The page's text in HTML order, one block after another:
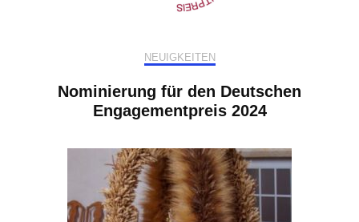
NEUIGKEITEN
Nominierung für den Deutschen
Engagementpreis 2024